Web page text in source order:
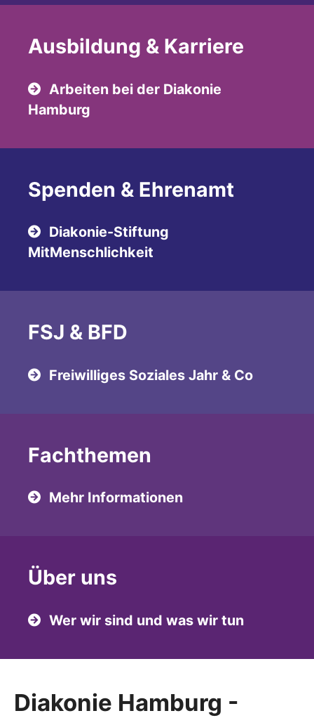
Ausbildung & Karriere
Arbeiten bei der Diakonie
Hamburg
Spenden & Ehrenamt
Diakonie-Stiftung
MitMenschlichkeit
FSJ & BFD
Freiwilliges Soziales Jahr & Co
Fachthemen
Mehr Informationen
Über uns
Wer wir sind und was wir tun
Diakonie Hamburg -